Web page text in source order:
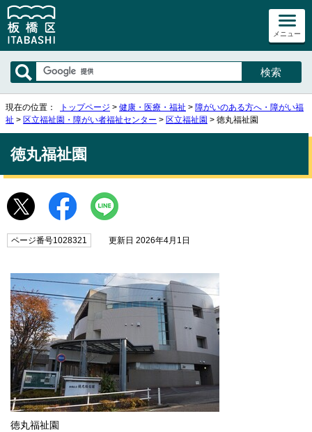
メニュー
現在の位置： トップページ > 健康・医療・福祉 > 障がいのある方へ・障がい福
祉 > 区立福祉園・障がい者福祉センター > 区立福祉園 > 徳丸福祉園
徳丸福祉園
ページ番号1028321 更新日 2026年4月1日
徳丸福祉園